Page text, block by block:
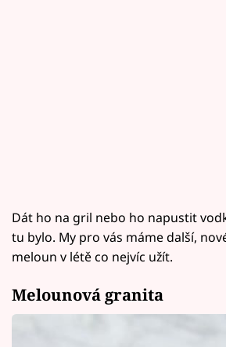
Dát ho na gril nebo ho napustit
tu bylo. My pro vás máme další,
meloun v létě co nejvíc užít.
Melounová granita